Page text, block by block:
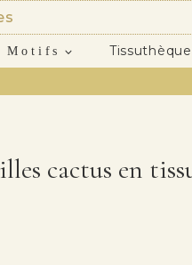
Motifs Tissuthèque
cactus en